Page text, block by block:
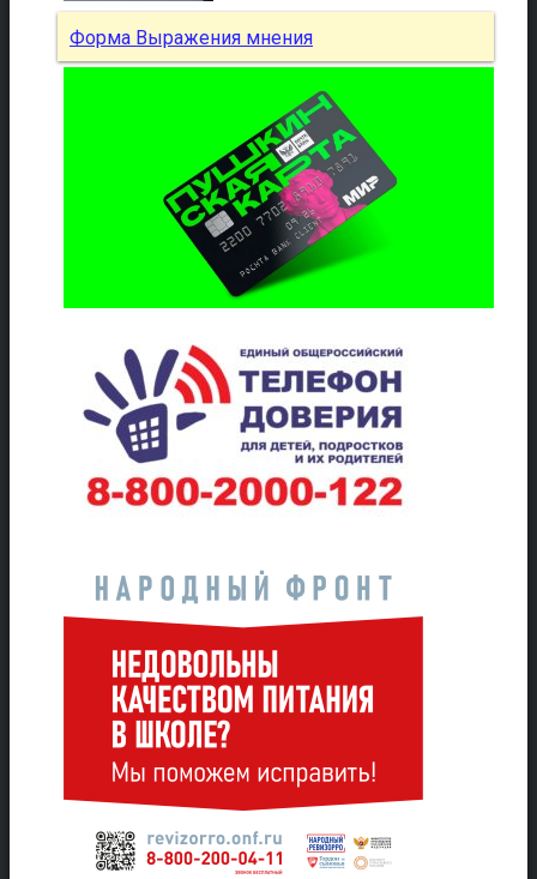
Форма Выражения мнения